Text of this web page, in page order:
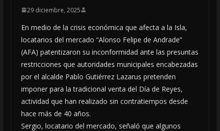
29 diciembre, 2025
En medio de la crisis económica que afecta a la Isla,
locatarios del mercado “Alonso Felipe de Andrade”
(AFA) patentizaron su inconformidad ante las presuntas
restricciones que autoridades municipales encabezadas
por el alcalde Pablo Gutiérrez Lazarus pretenden
imponer para la tradicional venta del Día de Reyes,
actividad que han realizado sin contratiempos desde
hace más de 40 años.
Sergio, locatario del mercado, señaló que algunos